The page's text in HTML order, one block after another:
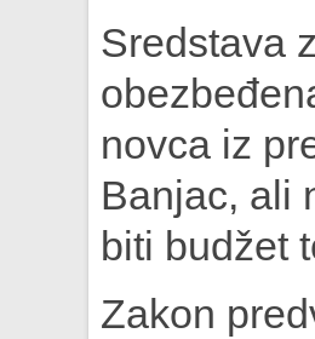
Sredstava
novca iz
Banjac, ali
biti budžet
Zakon